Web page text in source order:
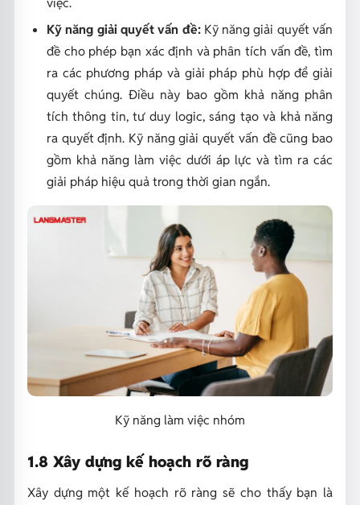
Kỹ năng giải quyết vấn đề:Kỹ năng giải quyết vấn
đề cho phép bạn xác định và phân tích vấn đề, tìm
ra các phương pháp và giải pháp phù hợp để giải
quyết chúng. Điều này bao gồm khả năng phân
tích thông tin, tư duy logic, sáng tạo và khả năng
ra quyết định. Kỹ năng giải quyết vấn đề cũng bao
gồm khả năng làm việc dưới áp lực và tìm ra các
giải pháp hiệu quả trong thời gian ngắn.
Kỹ năng làm việc nhóm
1.8 Xây dựng kế hoạch rõ ràng
Xây dựng một kế hoạch rõ ràng sẽ cho thấy bạn là